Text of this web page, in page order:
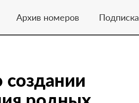
Архив номеров Подписка
создании